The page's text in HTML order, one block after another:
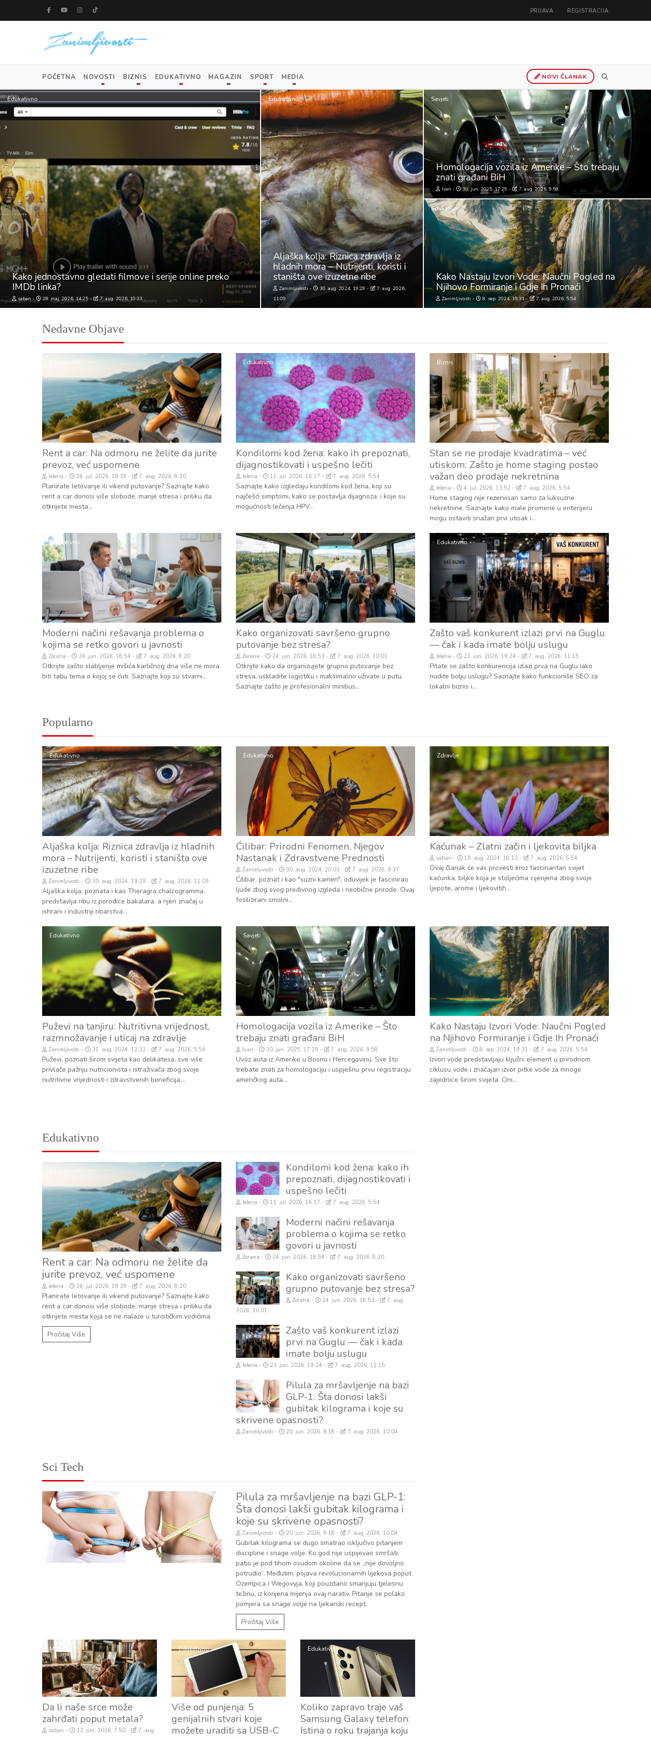
PRIJAVA REGISTRACIJA
POČETNA NOVOSTI BIZNIS EDUKATIVNO MAGAZIN SPORT MEDIA NOVI ČLANAK
Edukativno
Kako jednostavno gledati filmove i serije online preko
IMDb linka?
saban 28. maj. 2026, 14:25 7. aug. 2026, 10:33
Edukativno
Aljaška kolja: Riznica zdravlja iz
hladnih mora – Nutrijenti, koristi i
staništa ove izuzetne ribe
Zanimljivosti 30. aug. 2024, 19:29
7. aug. 2026,
11:09
Savjeti
Homologacija vozila iz Amerike – Što trebaju
znati građani BiH
Ivan 30. jun. 2025, 17:29 7. aug. 2026, 9:58
Edukativno
Kako Nastaju Izvori Vode: Naučni Pogled na
Njihovo Formiranje i Gdje Ih Pronaći
Zanimljivosti 8. sep. 2024, 19:31 7. aug. 2026, 5:54
Nedavne Objave
Rent a car: Na odmoru ne želite da jurite
prevoz, već uspomene
Jelena 26. jul. 2026, 19:39 7. aug. 2026, 8:20
Planirate letovanje ili vikend putovanje? Saznajte kako
rent a car donosi više slobode, manje stresa i priliku da
otkrijete mesta...
Edukativno
Kondilomi kod žena: kako ih prepoznati,
dijagnostikovati i uspešno lečiti
Jelena 11. jul. 2026, 16:17 7. aug. 2026, 5:54
Saznajte kako izgledaju kondilomi kod žena, koji su
najčešći simptomi, kako se postavlja dijagnoza, i koje su
mogućnosti lečenja HPV...
Biznis
Stan se ne prodaje kvadratima – već
utiskom: Zašto je home staging postao
važan deo prodaje nekretnina
Jelena 4. jul. 2026, 13:52 7. aug. 2026, 5:54
Home staging nije rezervisan samo za luksuzne
nekretnine. Saznajte kako male promene u enterijeru
mogu ostaviti snažan prvi utisak i...
Edukativno
Moderni načini rešavanja problema o
kojima se retko govori u javnosti
Zorana 24. jun. 2026, 18:54 7. aug. 2026, 8:20
Otkrijte zašto slabljenje mišića karličnog dna više ne mora
biti tabu tema o kojoj se ćuti. Saznajte koji su stvarni...
Edukativno
Kako organizovati savršeno grupno
putovanje bez stresa?
Zorana 24. jun. 2026, 18:53 7. aug. 2026, 10:01
Otkrijte kako da organizujete grupno putovanje bez
stresa, uskladite logistiku i maksimalno uživate u putu.
Saznajte zašto je profesionalni minibus...
Edukativno
Zašto vaš konkurent izlazi prvi na Guglu
— čak i kada imate bolju uslugu
Jelena 23. jun. 2026, 19:24 7. aug. 2026, 11:15
Pitate se zašto konkurencija izlazi prva na Guglu iako
nudite bolju uslugu? Saznajte kako funkcioniše SEO za
lokalni biznis i...
Popularno
Edukativno
Aljaška kolja: Riznica zdravlja iz hladnih
mora – Nutrijenti, koristi i staništa ove
izuzetne ribe
Zanimljivosti 30. aug. 2024, 19:29 7. aug. 2026, 11:09
Aljaška kolja, poznata i kao Theragra chalcogramma,
predstavlja ribu iz porodice bakalara, a njen značaj u
ishrani i industriji ribarstva...
Edukativno
Ćilibar: Prirodni Fenomen, Njegov
Nastanak i Zdravstvene Prednosti
Zanimljivosti 30. aug. 2024, 20:03 7. aug. 2026, 9:37
Ćilibar, poznat i kao "suzni kamen", oduvijek je fascinirao
ljude zbog svog predivnog izgleda i neobične prirode. Ovaj
fosilizirani smolni...
Zdravlje
Kaćunak – Zlatni začin i ljekovita biljka
saban 19. aug. 2024, 18:13 7. aug. 2026, 5:54
Ovaj članak će vas provesti kroz fascinantan svijet
kaćunka, biljke koja je stoljećima cijenjena zbog svoje
ljepote, arome i ljekovitih...
Edukativno
Puževi na tanjiru: Nutritivna vrijednost,
razmnožavanje i uticaj na zdravlje
Zanimljivosti 31. aug. 2024, 12:32 7. aug. 2026, 5:54
Puževi, poznati širom svijeta kao delikatesa, sve više
privlače pažnju nutricionista i istraživača zbog svoje
nutritivne vrijednosti i zdravstvenih beneficija....
Savjeti
Homologacija vozila iz Amerike – Što
trebaju znati građani BiH
Ivan 30. jun. 2025, 17:29 7. aug. 2026, 9:58
Uvoz auta iz Amerike u Bosnu i Hercegovinu. Sve što
trebate znati za homologaciju i uspješnu prvu registraciju
američkog auta...
Edukativno
Kako Nastaju Izvori Vode: Naučni Pogled
na Njihovo Formiranje i Gdje Ih Pronaći
Zanimljivosti 8. sep. 2024, 19:31 7. aug. 2026, 5:54
Izvori vode predstavljaju ključni element u prirodnom
ciklusu vode i značajan izvor pitke vode za mnoge
zajednice širom svijeta. Oni...
Edukativno
Rent a car: Na odmoru ne želite da
jurite prevoz, već uspomene
Jelena 26. jul. 2026, 19:39 7. aug. 2026, 8:20
Planirate letovanje ili vikend putovanje? Saznajte kako
rent a car donosi više slobode, manje stresa i priliku da
otkrijete mesta koja se ne nalaze u turističkim vodičima.
Pročitaj Više
Kondilomi kod žena: kako ih
prepoznati, dijagnostikovati i
uspešno lečiti
Jelena 11. jul. 2026, 16:17 7. aug. 2026, 5:54
Moderni načini rešavanja
problema o kojima se retko
govori u javnosti
Zorana 24. jun. 2026, 18:54 7. aug. 2026, 8:20
Kako organizovati savršeno
grupno putovanje bez stresa?
Zorana 24. jun. 2026, 18:53
7. aug.
2026, 10:01
Zašto vaš konkurent izlazi
prvi na Guglu — čak i kada
imate bolju uslugu
Jelena 23. jun. 2026, 19:24 7. aug. 2026, 11:15
Pilula za mršavljenje na bazi
GLP-1: Šta donosi lakši
gubitak kilograma i koje su
skrivene opasnosti?
Zanimljivosti 20. jun. 2026, 9:18 7. aug. 2026, 10:04
Sci Tech
Edukativno
Pilula za mršavljenje na bazi GLP-1:
Šta donosi lakši gubitak kilograma i
koje su skrivene opasnosti?
Zanimljivosti 20. jun. 2026, 9:18 7. aug. 2026, 10:04
Gubitak kilograma se dugo smatrao isključivo pitanjem
discipline i snage volje. Ko god nije uspijevao smršati,
patio je pod tihom osudom okoline da se „nije dovoljno
potrudio“. Međutim, pojava revolucionarnih lijekova poput
Ozempica i Wegovyja, koji pouzdano smanjuju tjelesnu
težinu, iz korijena mijenja ovaj narativ. Pitanje se polako
pomjera sa snage volje na ljekarski recept.
Pročitaj Više
Magazin
Da li naše srce može
zahrđati poput metala?
saban 12. jun. 2026, 7:50
7. aug.
Edukativno
Više od punjenja: 5
genijalnih stvari koje
možete uraditi sa USB-C
Edukativno
Koliko zapravo traje vaš
Samsung Galaxy telefon:
Istina o roku trajanja koju